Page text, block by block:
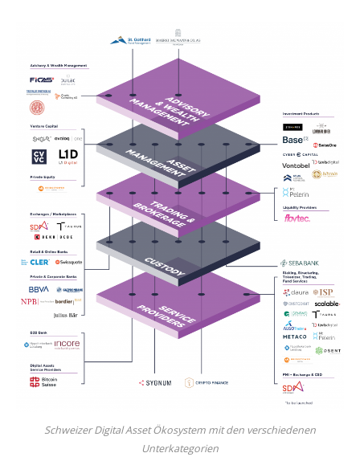
Schweizer Digital Asset Ökosystem mit den verschiedenen
Unterkategorien